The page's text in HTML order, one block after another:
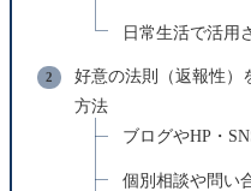
日常生活で活用
好意の法則（返報性）
方法
ブログやHP・
個別相談や問い